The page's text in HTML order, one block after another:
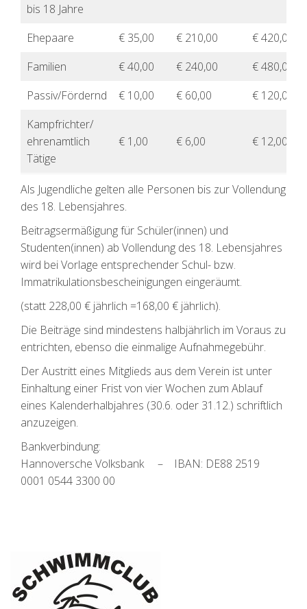
bis 18 Jahre
Ehepaare € 35,00 € 210,00 € 420,00
Familien
€ 40,00 € 240,00 € 480,00
Passiv/Fördernd
€ 10,00 € 60,00 € 120,00
Kampfrichter/
ehrenamtlich
Tätige
€ 1,00 € 6,00 € 12,00
Als Jugendliche gelten alle Personen bis zur Vollendung
des 18. Lebensjahres.
Beitragsermäßigung für Schüler(innen) und
Studenten(innen) ab Vollendung des 18. Lebensjahres
wird bei Vorlage entsprechender Schul- bzw.
Immatrikulationsbescheinigungen eingeräumt.
(statt 228,00 € jährlich =168,00 € jährlich).
Die Beiträge sind mindestens halbjährlich im Voraus zu
entrichten, ebenso die einmalige Aufnahmegebühr.
Der Austritt eines Mitglieds aus dem Verein ist unter
Einhaltung einer Frist von vier Wochen zum Ablauf
eines Kalenderhalbjahres (30.6. oder 31.12.) schriftlich
anzuzeigen.
Bankverbindung:
Hannoversche Volksbank – IBAN: DE88 2519
0001 0544 3300 00